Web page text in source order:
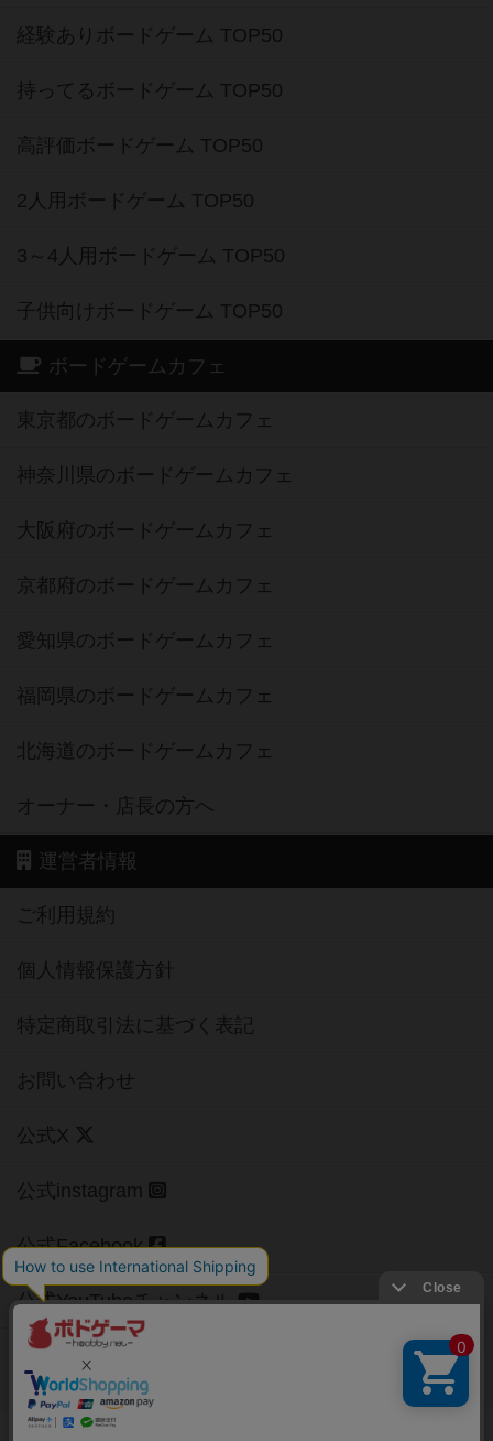
経験ありボードゲーム TOP50
持ってるボードゲーム TOP50
高評価ボードゲーム TOP50
2人用ボードゲーム TOP50
3～4人用ボードゲーム TOP50
子供向けボードゲーム TOP50
ボードゲームカフェ
東京都のボードゲームカフェ
神奈川県のボードゲームカフェ
大阪府のボードゲームカフェ
京都府のボードゲームカフェ
愛知県のボードゲームカフェ
福岡県のボードゲームカフェ
北海道のボードゲームカフェ
オーナー・店長の方へ
運営者情報
ご利用規約
個人情報保護方針
特定商取引法に基づく表記
お問い合わせ
公式X
公式instagram
公式Facebook
公式YouTubeチャンネル